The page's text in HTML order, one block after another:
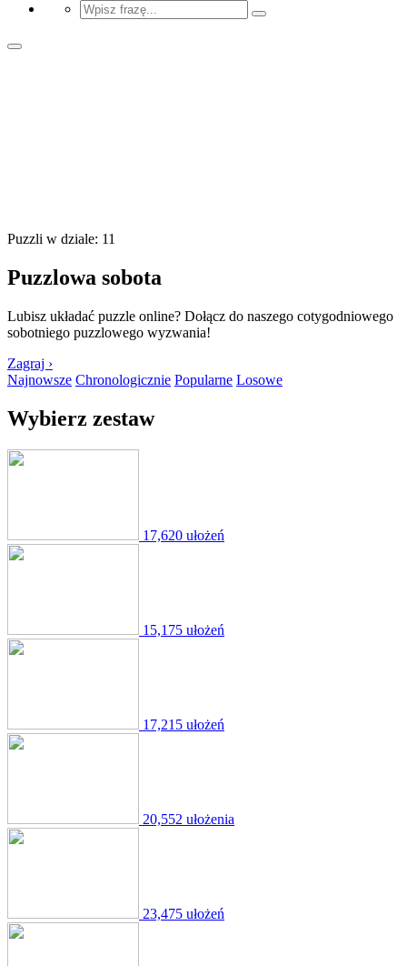
Puzzli w dziale: 11
Puzzlowa sobota
Lubisz układać puzzle online? Dołącz do naszego cotygodniowego
sobotniego puzzlowego wyzwania!
Zagraj ›
Najnowsze Chronologicznie Popularne Losowe
Wybierz zestaw
17,620 ułożeń
15,175 ułożeń
17,215 ułożeń
20,552 ułożenia
23,475 ułożeń